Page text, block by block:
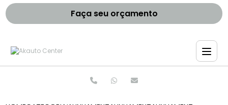
Faça seu orçamento